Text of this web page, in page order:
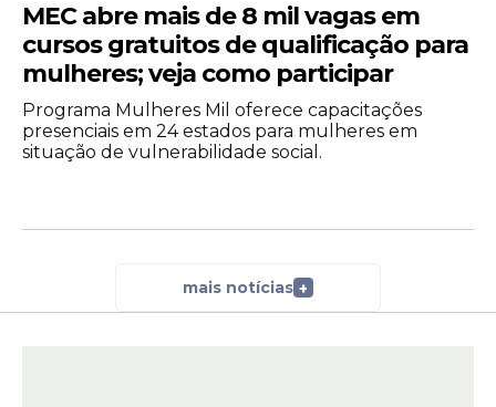
MEC abre mais de 8 mil vagas em
cursos gratuitos de qualificação para
mulheres; veja como participar
Programa Mulheres Mil oferece capacitações
presenciais em 24 estados para mulheres em
situação de vulnerabilidade social.
mais notícias +